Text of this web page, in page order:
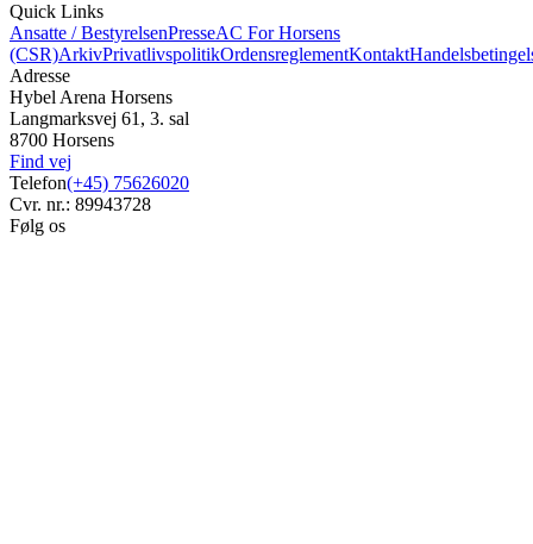
Quick Links
Ansatte / BestyrelsenPresseAC For Horsens
(CSR)ArkivPrivatlivspolitikOrdensreglementKontakt
Adresse
Hybel Arena Horsens
Langmarksvej 61, 3. sal
8700 Horsens
Find vej
Telefon(+45) 75626020
Cvr. nr.: 89943728
Følg os